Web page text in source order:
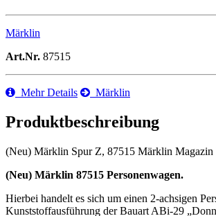
Märklin
Art.Nr. 87515
Mehr Details Märklin
Produktbeschreibung
(Neu) Märklin Spur Z, 87515 Märklin Magazin
(Neu) Märklin 87515 Personenwagen.
Hierbei handelt es sich um einen 2-achsigen
Kunststoffausführung der Bauart ABi-29